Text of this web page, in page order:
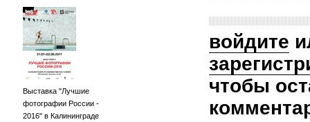
Выставка "Лучшие
фотографии России -
2016" в Калининграде
войдите
чтобы